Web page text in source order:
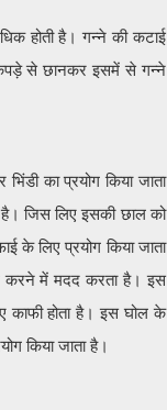
होती है। गन्ने की कटाई
से छानकर इसमें से गन्ने
का प्रयोग किया जाता
है। जिस लिए इसकी छाल को
के लिए प्रयोग किया जाता
करने में मदद करता है। इस
काफी होता है। इस घोल के
किया जाता है।